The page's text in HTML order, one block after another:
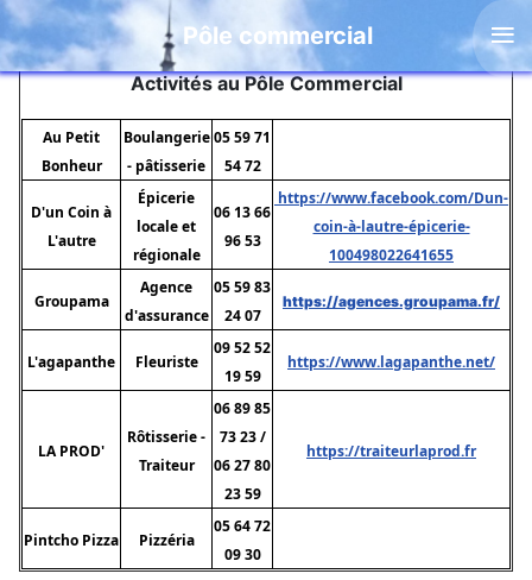
Activités au Pôle Commercial
Au Petit
Bonheur
Boulangerie
- pâtisserie
05 59 71
54 72
D'un Coin à
L'autre
Épicerie
locale et
régionale
06 13 66
96 53
https://www.facebook.com/Dun-
coin-à-lautre-épicerie-
100498022641655
Groupama
Agence
d'assurance
05 59 83
24 07
https://agences.groupama.fr/
L'agapanthe Fleuriste
09 52 52
19 59
https://www.lagapanthe.net/
LA PROD'
Rôtisserie -
Traiteur
06 89 85
73 23 /
06 27 80
23 59
https://traiteurlaprod.fr
Pintcho Pizza Pizzéria
05 64 72
09 30
Pôle commercial ≡